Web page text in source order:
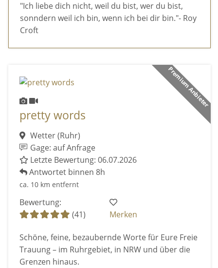
"Ich liebe dich nicht, weil du bist, wer du bist,
sonndern weil ich bin, wenn ich bei dir bin."- Roy
Croft
Premium Anbieter
pretty words
Wetter (Ruhr)
Gage: auf Anfrage
Letzte Bewertung: 06.07.2026
Antwortet binnen 8h
ca. 10 km entfernt
Bewertung:
(41)
Merken
Schöne, feine, bezaubernde Worte für Eure Freie
Trauung – im Ruhrgebiet, in NRW und über die
Grenzen hinaus.